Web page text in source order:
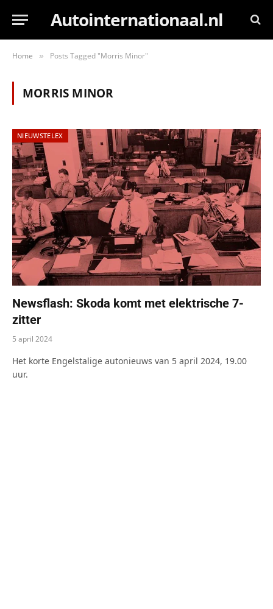
Autointernationaal.nl
Home » Posts Tagged "Morris Minor"
MORRIS MINOR
NIEUWSTELEX
Newsflash: Skoda komt met elektrische 7-
zitter
5 april 2024
Het korte Engelstalige autonieuws van 5 april 2024, 19.00
uur.